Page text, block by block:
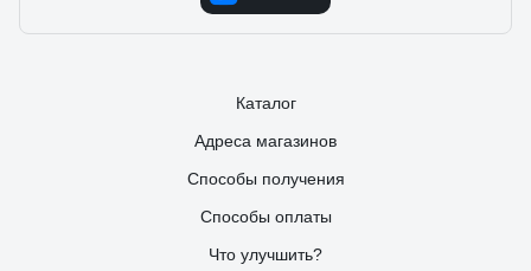
Каталог
Адреса магазинов
Способы получения
Способы оплаты
Что улучшить?